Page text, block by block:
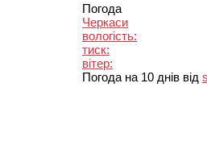
Погода
Черкаси
вологість:
тиск:
вітер:
Погода на 10 днів від